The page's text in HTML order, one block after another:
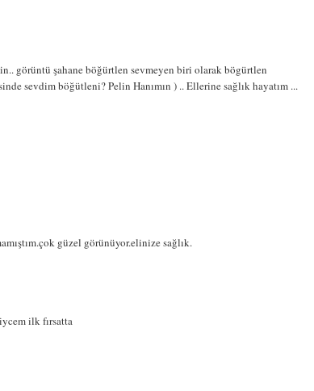
görüntü şahane böğürtlen sevmeyen biri olarak bögürtlen
sevdim böğütleni? Pelin Hanımın ) .. Ellerine sağlık hayatım ...
güzel görünüyor.elinize sağlık.
ilk fırsatta